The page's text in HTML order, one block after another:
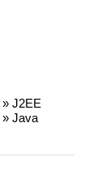
» J2EE
» Java